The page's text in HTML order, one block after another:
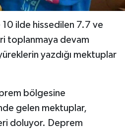
10 ilde hissedilen 7.7 ve
toplanmaya devam
yazdığı mektuplar
bölgesine
gelen mektuplar,
doluyor. Deprem